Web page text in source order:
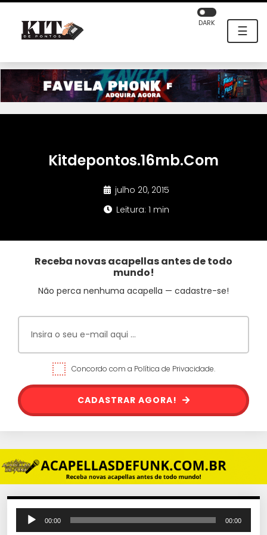
☰
DARK
Kitdepontos.16mb.Com
julho 20, 2015
Leitura: 1 min
Receba novas acapellas antes de todo
mundo!
Não perca nenhuma acapella — cadastre-se!
Concordo com a Política de Privacidade.
CADASTRAR AGORA!
00:00 00:00